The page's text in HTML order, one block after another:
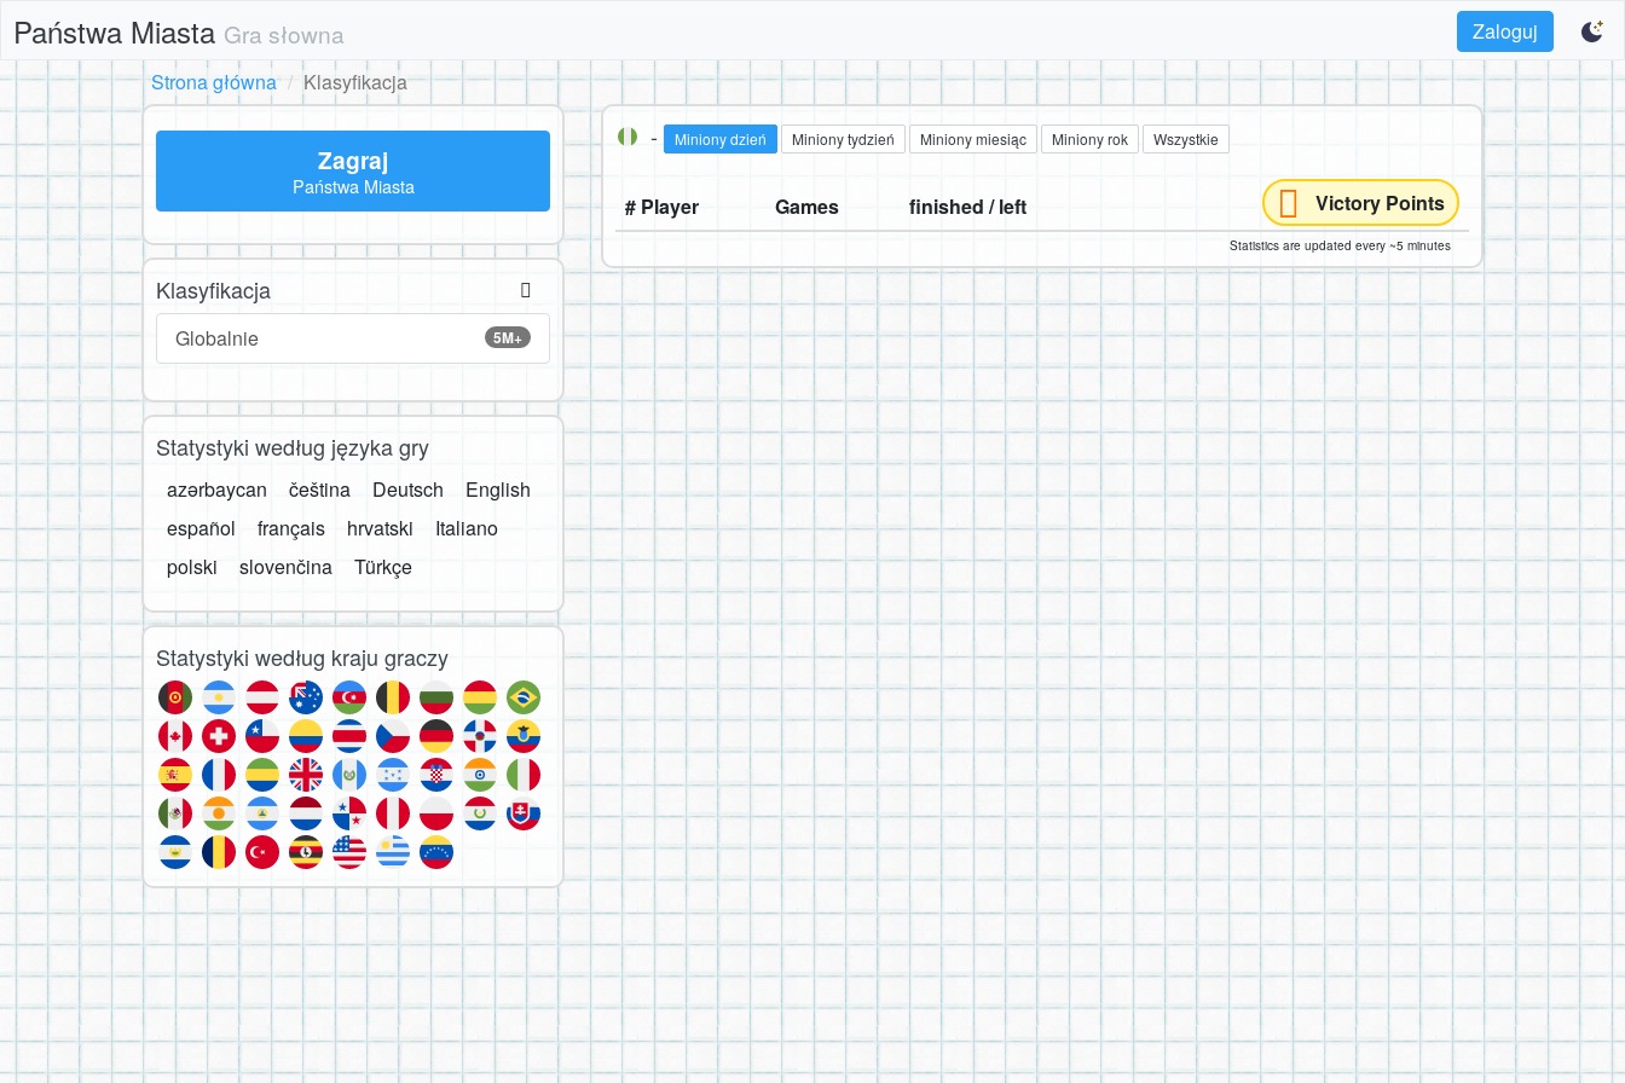
Państwa Miasta Gra słowna
Zaloguj
Strona główna
Klasyfikacja
- Miniony dzień Miniony tydzień Miniony miesiąc Miniony rok Wszystkie
# Player Games finished / left Victory Points
Statistics are updated every ~5 minutes
Zagraj
Państwa Miasta
Klasyfikacja
5M+
Globalnie
Statystyki według języka gry
azərbaycan čeština Deutsch
English
español
français hrvatski
Italiano
polski
slovenčina Türkçe
Statystyki według kraju graczy